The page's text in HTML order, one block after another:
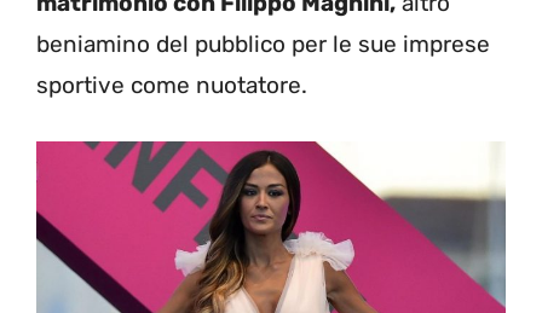
beniamino del pubblico per le sue imprese
sportive come nuotatore.